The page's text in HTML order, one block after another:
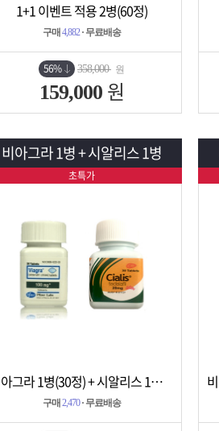
상세보기 담기
1+1 이벤트 적용 2병(60정)
구매 4,882· 무료배송
56% 358,000 원
159,000 원
비아그라 1병 + 시알리스 1병
상세보기 담기
비아그라 1병(30정) + 시알리스 1병(30정)
구매 2,470· 무료배송
초특가